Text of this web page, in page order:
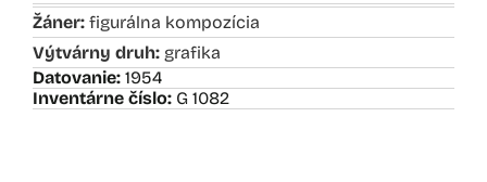
Žáner: figurálna kompozícia
Výtvárny druh: grafika
Datovanie: 1954
Inventárne číslo: G 1082